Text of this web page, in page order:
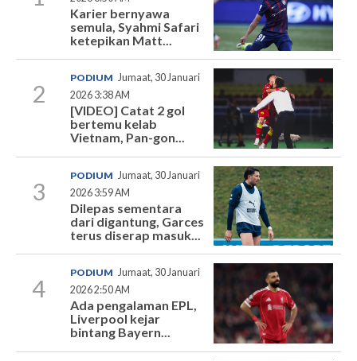
Karier bernyawa
semula, Syahmi Safari
ketepikan Matt...
2
PODIUM Jumaat, 30 Januari
2026 3:38 AM
[VIDEO] Catat 2 gol
bertemu kelab
Vietnam, Pan-gon...
3
PODIUM Jumaat, 30 Januari
2026 3:59 AM
Dilepas sementara
dari digantung, Garces
terus diserap masuk...
4
PODIUM Jumaat, 30 Januari
2026 2:50 AM
Ada pengalaman EPL,
Liverpool kejar
bintang Bayern...